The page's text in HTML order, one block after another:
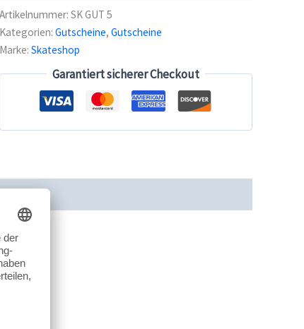
Euro
Menge
Artikelnummer: SK GUT 5
Kategorien: Gutscheine, Gutscheine
Marke: Skateshop
Garantiert sicherer Checkout
Rezensionen (0)